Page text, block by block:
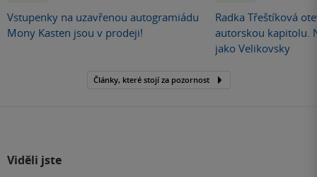
Vstupenky na uzavřenou autogramiádu
Mony Kasten jsou v prodeji!
Radka Třeštíková
autorskou kapitolu.
jako Velikovsky
Články, které stojí za pozornost
Viděli jste